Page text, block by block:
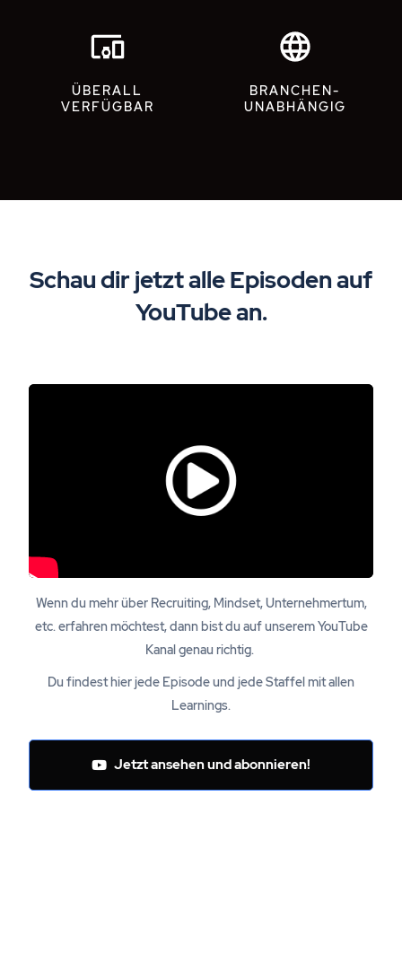
ÜBERALL
VERFÜGBAR
BRANCHEN-
UNABHÄNGIG
Schau dir jetzt alle Episoden auf
YouTube an.
Wenn du mehr über Recruiting, Mindset, Unternehmertum,
etc. erfahren möchtest, dann bist du auf unserem YouTube
Kanal genau richtig.
Du findest hier jede Episode und jede Staffel mit allen
Learnings.
Jetzt ansehen und abonnieren!